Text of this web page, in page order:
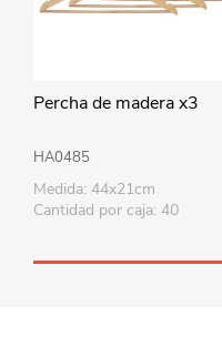
Percha de madera x3
HA0485
Medida: 44x21cm
Cantidad por caja: 40